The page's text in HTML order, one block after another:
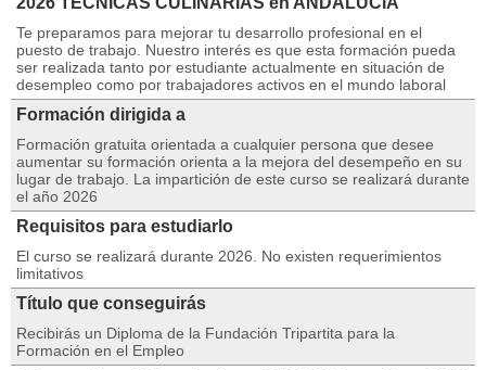
Te preparamos para mejorar tu desarrollo profesional en el
puesto de trabajo. Nuestro interés es que esta formación pueda
ser realizada tanto por estudiante actualmente en situación de
desempleo como por trabajadores activos en el mundo laboral
Formación dirigida a
Formación gratuita orientada a cualquier persona que desee
aumentar su formación orienta a la mejora del desempeño en su
lugar de trabajo. La impartición de este curso se realizará durante
el año 2026
Requisitos para estudiarlo
El curso se realizará durante 2026. No existen requerimientos
limitativos
Título que conseguirás
Recibirás un Diploma de la Fundación Tripartita para la
Formación en el Empleo